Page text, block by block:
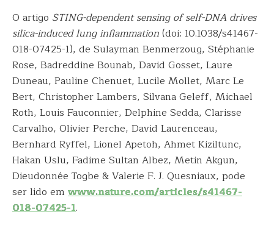
O artigo STING-dependent sensing of self-DNA drives
silica-induced lung inflammation(doi: 10.1038/s41467-
018-07425-1), de Sulayman Benmerzoug, Stéphanie
Rose, Badreddine Bounab, David Gosset, Laure
Duneau, Pauline Chenuet, Lucile Mollet, Marc Le
Bert, Christopher Lambers, Silvana Geleff, Michael
Roth, Louis Fauconnier, Delphine Sedda, Clarisse
Carvalho, Olivier Perche, David Laurenceau,
Bernhard Ryffel, Lionel Apetoh, Ahmet Kiziltunc,
Hakan Uslu, Fadime Sultan Albez, Metin Akgun,
Dieudonnée Togbe & Valerie F. J. Quesniaux, pode
ser lido em www.nature.com/articles/s41467-
018-07425-1.